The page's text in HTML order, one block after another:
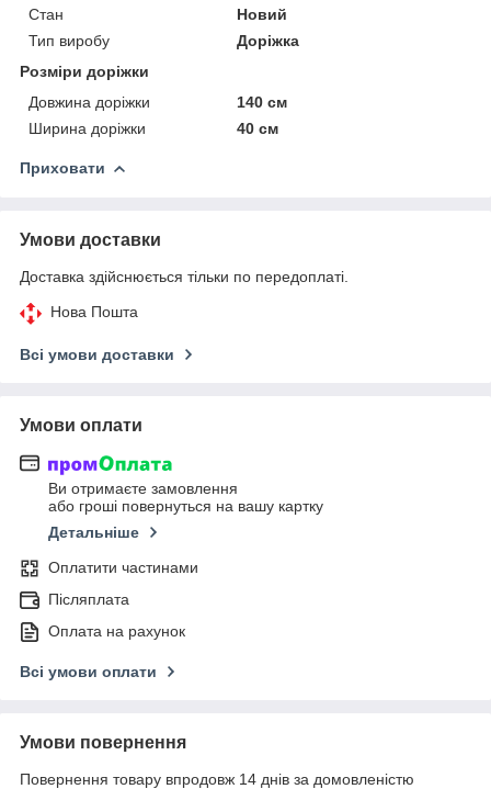
Стан
Новий
Тип виробу
Доріжка
Розміри доріжки
Довжина доріжки
140 см
Ширина доріжки
40 см
Приховати
Умови доставки
Доставка здійснюється тільки по передоплаті.
Нова Пошта
Всі умови доставки
Умови оплати
Ви отримаєте замовлення
або гроші повернуться на вашу картку
Детальніше
Оплатити частинами
Післяплата
Оплата на рахунок
Всі умови оплати
Умови повернення
Повернення товару впродовж 14 днів за домовленістю